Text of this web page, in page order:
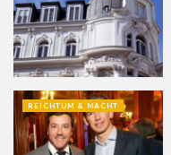
REICHTUM & MACHT